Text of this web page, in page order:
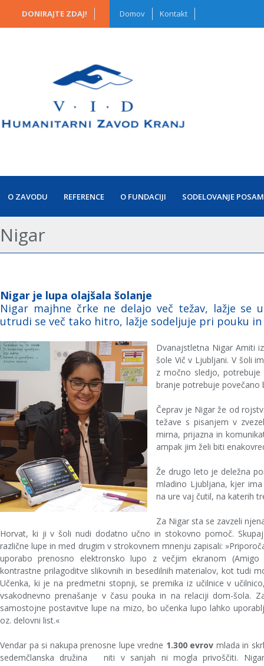
DONIRAJTE ZDAJ! Domov Kontakt
O ZAVODU REFERENCE O FUNDACIJI SODELOVANJE
Nigar
Nigar je lupa olajšala šolanje
Nigar majhne črke ne delajo več težav, lažje se
utrudi se več tako hitro, lažje sodeljuje pri pouku
Dvanajstletna Nigar Amiti
šole Vič v Ljubljani. V šoli
z močno sledjo,
branje potrebuje povečano
Čeprav je Nigar že od
težave s pisanjem v
mirna, prijazna in
ampak jim želi biti
Že drugo leto je deležna
mladino Ljubljana, kjer
na ure vaj čutil, na katerih
Za Nigar sta se zavzeli
Horvat, ki ji v šoli nudi dodatno učno in stokovno pomoč.
različne lupe in med drugim v strokovnem mnenju zapisali:
uporabo prenosno elektronsko lupo z večjim ekranom
kontrastne prilagoditve slikovnih in besedilnih materialov, kot tudi
Učenka, ki je na predmetni stopnji, se premika iz učilnice v
vsakodnevno prenašanje v času pouka in na relaciji dom-šola.
samostojne postavitve lupe na mizo, bo učenka lupo lahko
oz. delovni list.«
Vendar pa si nakupa prenosne lupe vredne 1.300 evrov mlada in
sedemčlanska družina niti v sanjah ni mogla privoščiti.